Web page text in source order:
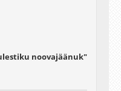
noovajäänuk"